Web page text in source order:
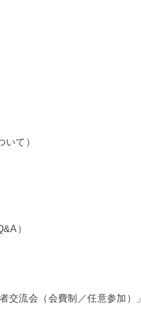
て）
）
交流会（会費制／任意参加）